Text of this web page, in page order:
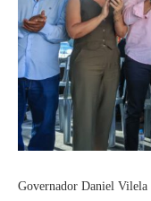
Governador Daniel Vilela